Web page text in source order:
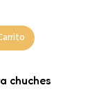
chuches